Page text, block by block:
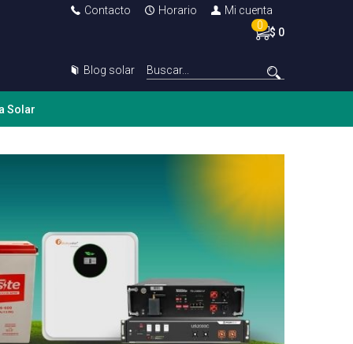
Contacto Horario
Mi cuenta
0
$ 0
Blog solar
Solar